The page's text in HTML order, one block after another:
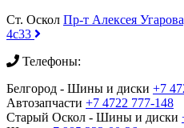
Ст. Оскол Пр-т Алексея
4с33
Телефоны:
Белгород - Шины и диски +7
Автозапчасти +7 4722 777-148
Старый Оскол - Шины и диски